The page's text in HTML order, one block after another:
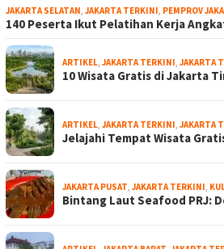
JAKARTA SELATAN, JAKARTA TERKINI, PEMPROV
140 Peserta Ikut Pelatihan Kerja
ARTIKEL, JAKARTA TERKINI, JAKARTA
10 Wisata Gratis di Jakarta
ARTIKEL, JAKARTA TERKINI, JAKARTA
Jelajahi Tempat Wisata
JAKARTA PUSAT, JAKARTA TERKINI,
Bintang Laut Seafood PRJ: